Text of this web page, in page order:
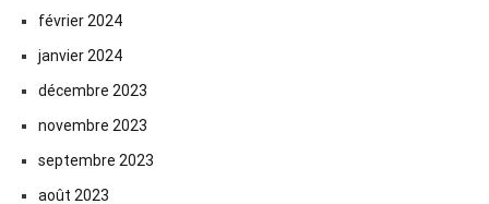
février 2024
janvier 2024
décembre 2023
novembre 2023
septembre 2023
août 2023